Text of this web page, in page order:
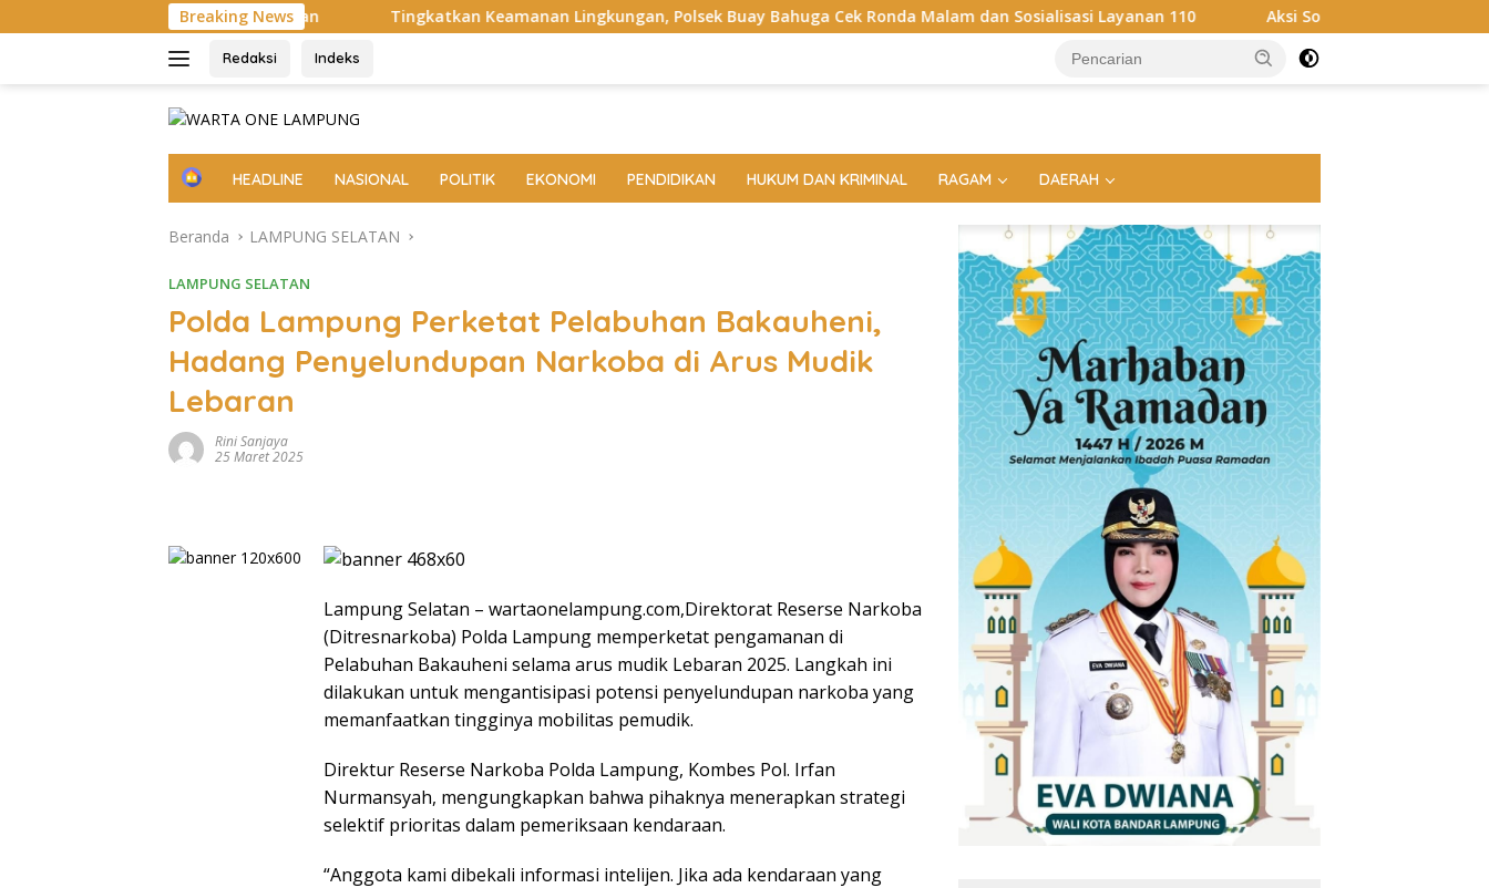
ke
Breaking News
Tingkatkan Keamanan Lingkungan, Polsek Buay Bahuga Cek Ronda Malam dan Sosialisasi Layanan 110 Aksi Sosial Sambut HUT RI ke-81, Satlantas
Redaksi Indeks
H
e
HEADLINE NASIONAL POLITIK EKONOMI PENDIDIKAN HUKUM DAN KRIMINAL RAGAM DAERAH
Beranda LAMPUNG SELATAN
LAMPUNG SELATAN
Polda Lampung Perketat Pelabuhan Bakauheni,
Hadang Penyelundupan Narkoba di Arus Mudik
Lebaran
Rini Sanjaya
25 Maret 2025
Lampung Selatan – wartaonelampung.com,Direktorat Reserse Narkoba
(Ditresnarkoba) Polda Lampung memperketat pengamanan di
Pelabuhan Bakauheni selama arus mudik Lebaran 2025. Langkah ini
dilakukan untuk mengantisipasi potensi penyelundupan narkoba yang
memanfaatkan tingginya mobilitas pemudik.
Direktur Reserse Narkoba Polda Lampung, Kombes Pol. Irfan
Nurmansyah, mengungkapkan bahwa pihaknya menerapkan strategi
selektif prioritas dalam pemeriksaan kendaraan.
“Anggota kami dibekali informasi intelijen. Jika ada kendaraan yang